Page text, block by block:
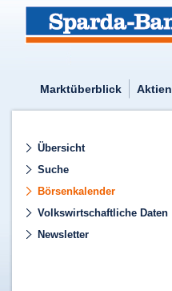
Marktüberblick Aktien
Übersicht
Suche
Börsenkalender
Volkswirtschaftliche Daten
Newsletter